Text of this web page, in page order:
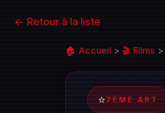
← Retour à la liste
🏠 Accueil > 🎬 Films >
⭐7ÈME ART